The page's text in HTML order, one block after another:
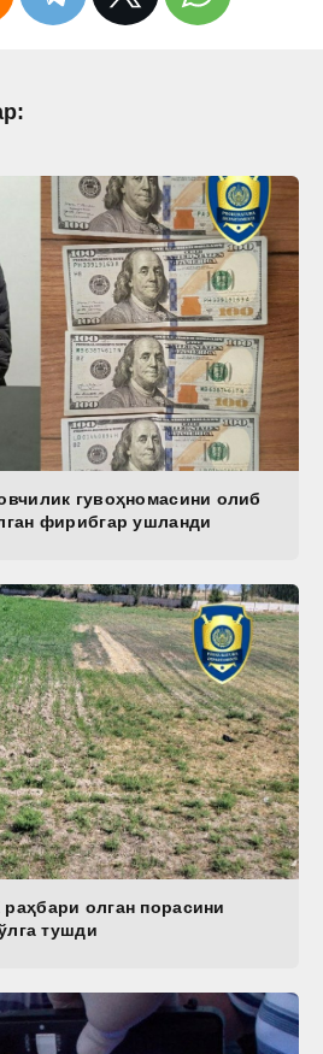
гувоҳномасини олиб
фирибгар ушланди
олган порасини
тушди